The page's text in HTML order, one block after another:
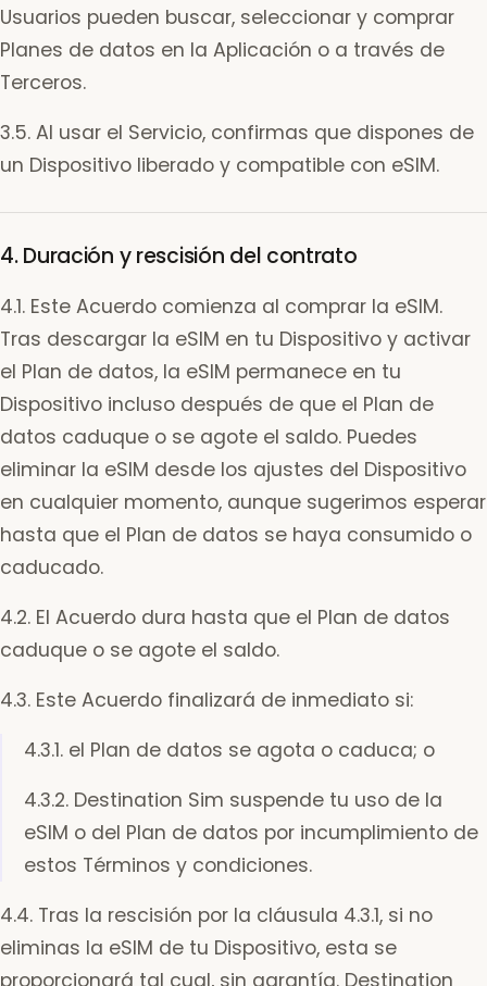
Usuarios pueden buscar, seleccionar y comprar
Planes de datos en la Aplicación o a través de
Terceros.
3.5. Al usar el Servicio, confirmas que dispones de
un Dispositivo liberado y compatible con eSIM.
4. Duración y rescisión del contrato
4.1. Este Acuerdo comienza al comprar la eSIM.
Tras descargar la eSIM en tu Dispositivo y activar
el Plan de datos, la eSIM permanece en tu
Dispositivo incluso después de que el Plan de
datos caduque o se agote el saldo. Puedes
eliminar la eSIM desde los ajustes del Dispositivo
en cualquier momento, aunque sugerimos esperar
hasta que el Plan de datos se haya consumido o
caducado.
4.2. El Acuerdo dura hasta que el Plan de datos
caduque o se agote el saldo.
4.3. Este Acuerdo finalizará de inmediato si:
4.3.1. el Plan de datos se agota o caduca; o
4.3.2. Destination Sim suspende tu uso de la
eSIM o del Plan de datos por incumplimiento de
estos Términos y condiciones.
4.4. Tras la rescisión por la cláusula 4.3.1, si no
eliminas la eSIM de tu Dispositivo, esta se
proporcionará tal cual, sin garantía. Destination